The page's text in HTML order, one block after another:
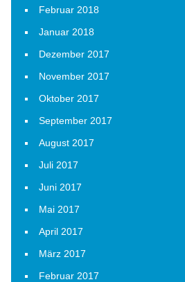
Februar 2018
Januar 2018
Dezember 2017
November 2017
Oktober 2017
September 2017
August 2017
Juli 2017
Juni 2017
Mai 2017
April 2017
März 2017
Februar 2017